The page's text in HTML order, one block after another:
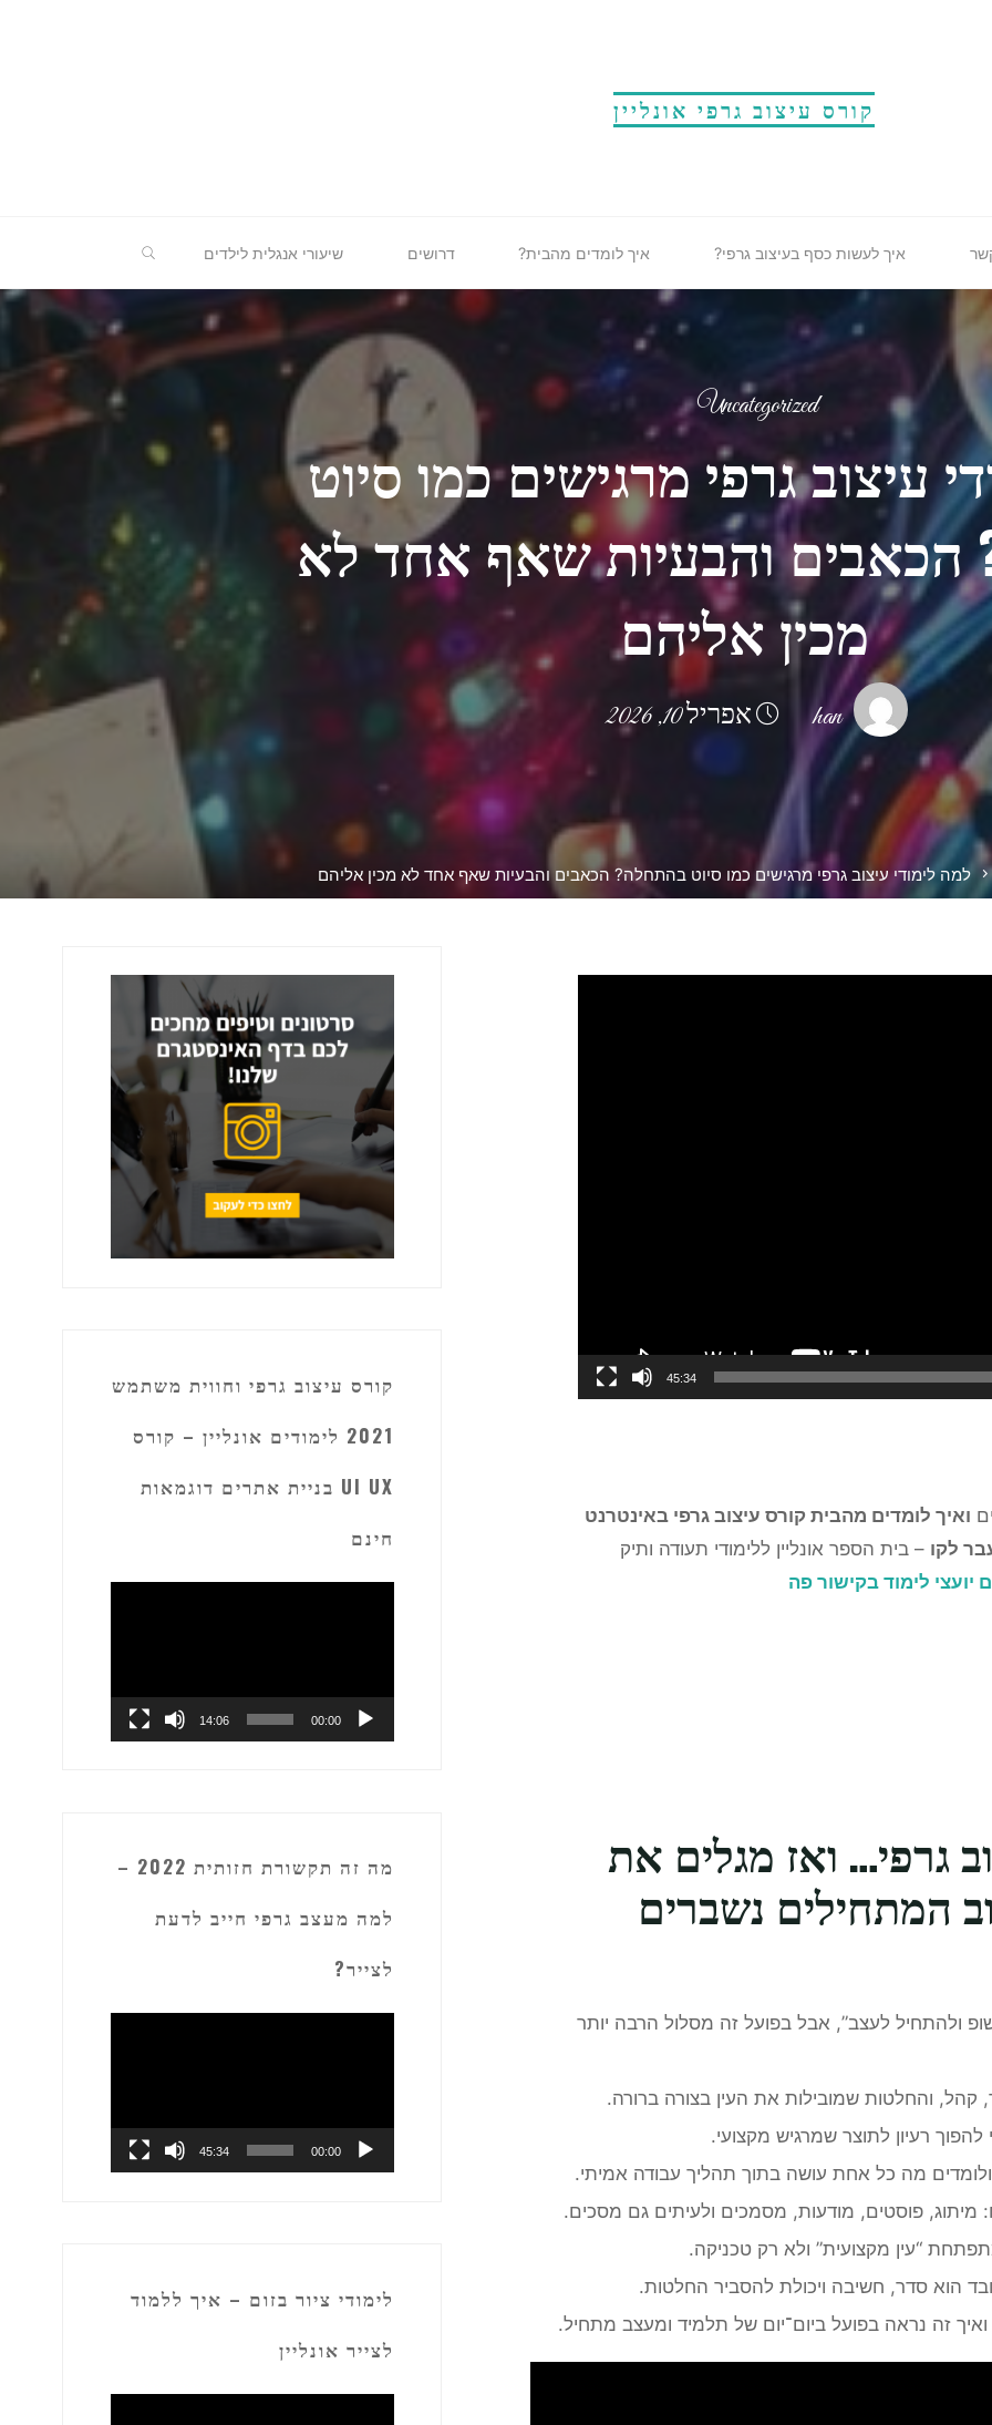
קורס עיצוב גרפי אונליין
איך לעשות כסף בעיצוב גרפי? איך לומדים מהבית? דרושים שיעורי אנגלית לילדים
Uncategorized
עיצוב גרפי מרגישים כמו סיוט
והבעיות שאף אחד לא
מכין אליהם
han אפריל 10, 2026
למה לימודי עיצוב גרפי מרגישים כמו סיוט בהתחלה? הכאבים והבעיות שאף אחד לא מכין אליהם
45:34
ואיך לומדים מהבית קורס עיצוב גרפי באינטרנט
לקו – בית הספר אונליין ללימודי תעודה ותיק
לימוד בקישור פה
גרפי… ואז מגלים את
המתחילים נשברים
ולהתחיל לעצב”, אבל בפועל זה מסלול הרבה יותר
והחלטות שמובילות את העין בצורה ברורה.
להפוך רעיון לתוצר שמרגיש מקצועי.
מה כל אחת עושה בתוך תהליך עבודה אמיתי.
פוסטים, מודעות, מסמכים ולעיתים גם מסכים.
“עין מקצועית” ולא רק טכניקה.
הוא סדר, חשיבה ויכולת להסביר החלטות.
זה נראה בפועל ביום־יום של תלמיד ומעצב מתחיל.
קורס עיצוב גרפי וחווית משתמש
2021 לימודים אונליין – קורס
UI UX בניית אתרים דוגמאות
חינם
00:00
14:06
מה זה תקשורת חזותית 2022 –
למה מעצב גרפי חייב לדעת
לצייר?
00:00
45:34
לימודי ציור בזום – איך ללמוד
לצייר אונליין